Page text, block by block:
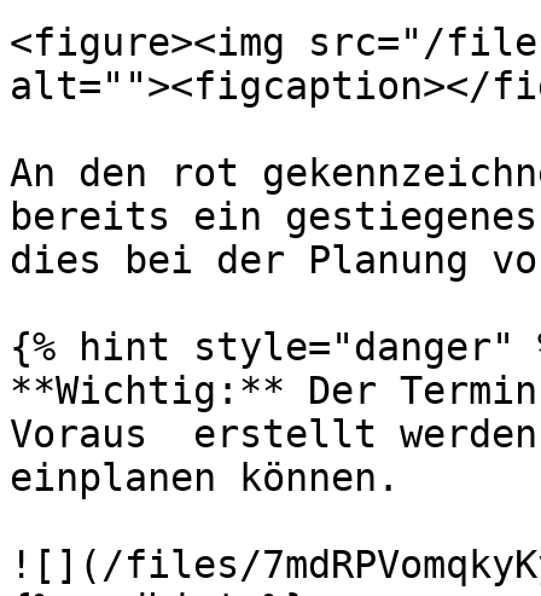
<figure><img src="/
alt=""><figcaption></
An den rot
bereits ein
dies bei der Planung
{% hint style="danger"
**Wichtig:** Der Termin
Voraus  erstellt
einplanen können.
![](/files/